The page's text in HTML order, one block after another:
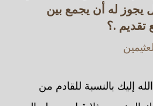
له أن يجمع بين
تقديم .؟
إليك بالنسبة للقادم من